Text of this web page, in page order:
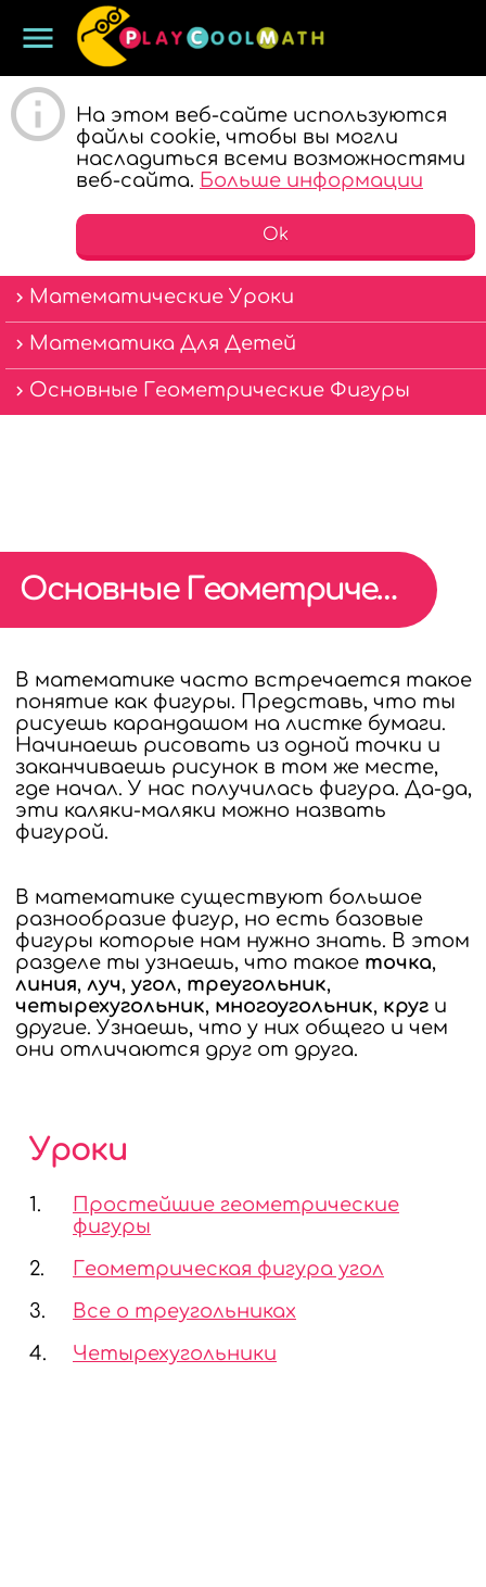
menu
ИГРАЙ И
УЧИ
МАТЕМАТИКУ
На этом веб-сайте используются
файлы cookie, чтобы вы могли
насладиться всеми возможностями
веб-сайта. Больше информации
Ok
Математические Уроки
Математика Для Детей
Основные Геометрические Фигуры
Основные Геометрические Фигуры
В математике часто встречается такое
понятие как фигуры. Представь, что ты
рисуешь карандашом на листке бумаги.
Начинаешь рисовать из одной точки и
заканчиваешь рисунок в том же месте,
где начал. У нас получилась фигура. Да-да,
эти каляки-маляки можно назвать
фигурой.
В математике существуют большое
разнообразие фигур, но есть базовые
фигуры которые нам нужно знать. В этом
разделе ты узнаешь, что такое точка,
линия, луч, угол, треугольник,
четырехугольник, многоугольник, круги
другие. Узнаешь, что у них общего и чем
они отличаются друг от друга.
Уроки
1.
Простейшие геометрические
фигуры
2.
Геометрическая фигура угол
3.
Все о треугольниках
4.
Четырехугольники